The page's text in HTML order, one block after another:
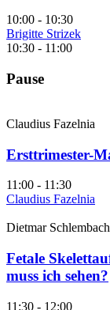
10:00 - 10:30
Brigitte Strizek
10:30 - 11:00
Pause
Claudius Fazelnia
Ersttrimester-
11:00 - 11:30
Claudius Fazelnia
Dietmar Schlembach
Fetale
muss ich sehen?
11:30 - 12:00